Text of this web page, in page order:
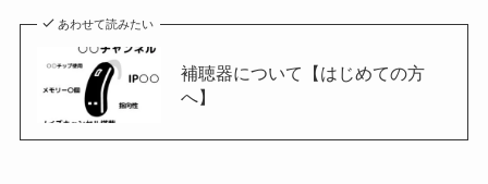
あわせて読みたい
補聴器について【はじめての方
へ】